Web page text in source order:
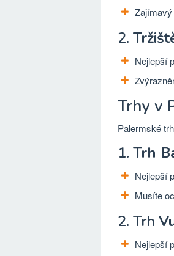
Zajímavý
2.
Nejlepší
Trhy v
Palermské
1. Trh
Nejlepší
Musíte
2. Trh
Nejlepší